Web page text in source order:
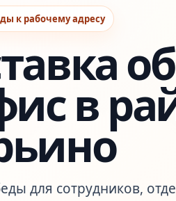
к рабочему адресу
в
для сотрудников,